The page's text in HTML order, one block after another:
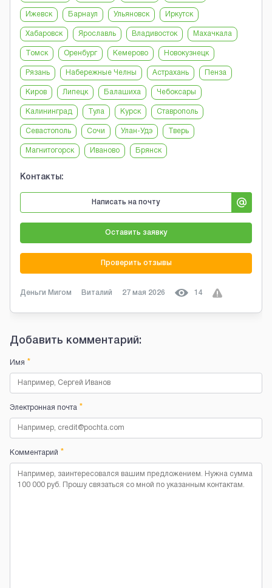
Ижевск Барнаул Ульяновск Иркутск
Хабаровск Ярославль Владивосток Махачкала
Томск Оренбург Кемерово Новокузнецк
Рязань Набережные Челны Астрахань Пенза
Киров Липецк Балашиха Чебоксары
Калининград Тула Курск Ставрополь
Севастополь Сочи Улан-Удэ Тверь
Магнитогорск Иваново Брянск
Контакты:
Написать на почту
Оставить заявку
Проверить отзывы
Деньги Мигом Виталий 27 мая 2026 14
Добавить комментарий:
Имя *
Электронная почта *
Комментарий *